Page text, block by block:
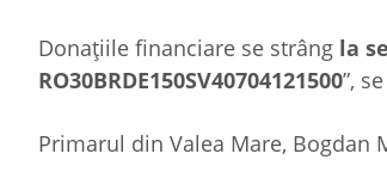
Donațiile financiare se strâng la
RO30BRDE150SV40704121500”,
Primarul din Valea Mare, Bogdan